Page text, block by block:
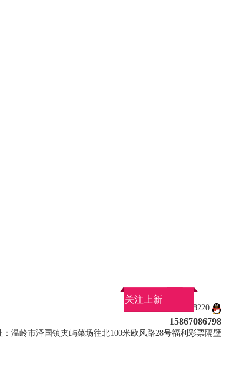
QQ：907858220
15867086798
：温岭市泽国镇夹屿菜场往北100米欧风路28号福利彩票隔壁
关注上新